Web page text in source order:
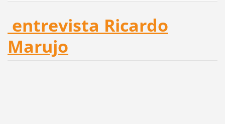
entrevista Ricardo
Marujo